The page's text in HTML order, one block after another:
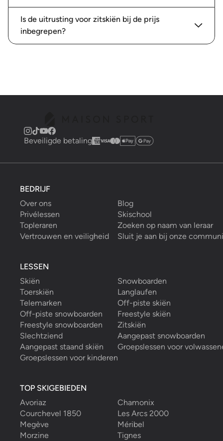
Is de uitrusting voor zitskiën bij de prijs
inbegrepen?
Beveiligde betaling
BEDRIJF
Over ons
Blog
Privélessen
Skischool
Topleraren
Zoeken op naam van leraar
Vertrouwen en veiligheid
Sluit je aan bij onze
LESSEN
Skiën
Snowboarden
Toerskiën
Langlaufen
Telemarken
Off-piste skiën
Off-piste snowboarden
Freestyle skiën
Freestyle snowboarden
Zitskiën
Slechtziend
Aangepast snowboarden
Aangepast staand skiën
Groepslessen voor
Groepslessen voor kinderen
TOP SKIGEBIEDEN
Avoriaz
Chamonix
Courchevel 1850
Les Arcs 2000
Megève
Méribel
Morzine
Tignes